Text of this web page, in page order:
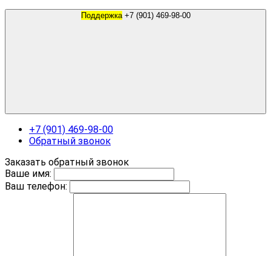
Поддержка +7 (901) 469-98-00
+7 (901) 469-98-00
Обратный звонок
Заказать обратный звонок
Ваше имя:
Ваш телефон: